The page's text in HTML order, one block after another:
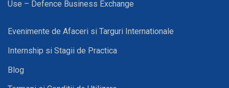
Use – Defence Business Exchange
Evenimente de Afaceri si Targuri Internationale
Internship si Stagii de Practica
Blog